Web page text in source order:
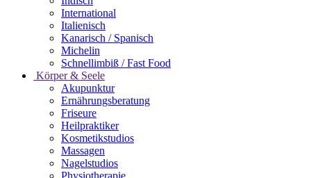
International
Italienisch
Kanarisch / Spanisch
Michelin
Schnellimbiß / Fast Food
Körper & Seele
Akupunktur
Ernährungsberatung
Friseure
Heilpraktiker
Kosmetikstudios
Massagen
Nagelstudios
Physiotherapie